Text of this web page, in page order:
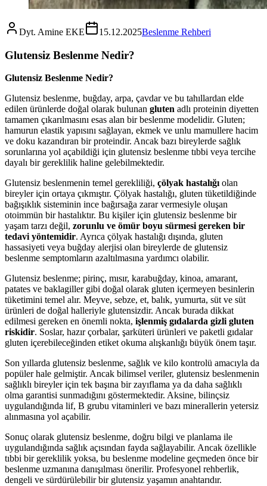
Dyt. Amine EKE 15.12.2025Beslenme Rehberi
Glutensiz Beslenme Nedir?
Glutensiz Beslenme Nedir?
Glutensiz beslenme, buğday, arpa, çavdar ve bu tahıllardan elde
edilen ürünlerde doğal olarak bulunan gluten adlı proteinin diyetten
tamamen çıkarılmasını esas alan bir beslenme modelidir. Gluten;
hamurun elastik yapısını sağlayan, ekmek ve unlu mamullere hacim
ve doku kazandıran bir proteindir. Ancak bazı bireylerde sağlık
sorunlarına yol açabildiği için glutensiz beslenme tıbbi veya tercihe
dayalı bir gereklilik haline gelebilmektedir.
Glutensiz beslenmenin temel gerekliliği, çölyak hastalığıolan
bireyler için ortaya çıkmıştır. Çölyak hastalığı, gluten tüketildiğinde
bağışıklık sisteminin ince bağırsağa zarar vermesiyle oluşan
otoimmün bir hastalıktır. Bu kişiler için glutensiz beslenme bir
yaşam tarzı değil, zorunlu ve ömür boyu sürmesi gereken bir
tedavi yöntemidir. Ayrıca çölyak hastalığı dışında, gluten
hassasiyeti veya buğday alerjisi olan bireylerde de glutensiz
beslenme semptomların azaltılmasına yardımcı olabilir.
Glutensiz beslenme; pirinç, mısır, karabuğday, kinoa, amarant,
patates ve baklagiller gibi doğal olarak gluten içermeyen besinlerin
tüketimini temel alır. Meyve, sebze, et, balık, yumurta, süt ve süt
ürünleri de doğal halleriyle glutensizdir. Ancak burada dikkat
edilmesi gereken en önemli nokta, işlenmiş gıdalarda gizli gluten
riskidir. Soslar, hazır çorbalar, şarküteri ürünleri ve paketli gıdalar
gluten içerebileceğinden etiket okuma alışkanlığı büyük önem taşır.
Son yıllarda glutensiz beslenme, sağlık ve kilo kontrolü amacıyla da
popüler hale gelmiştir. Ancak bilimsel veriler, glutensiz beslenmenin
sağlıklı bireyler için tek başına bir zayıflama ya da daha sağlıklı
olma garantisi sunmadığını göstermektedir. Aksine, bilinçsiz
uygulandığında lif, B grubu vitaminleri ve bazı minerallerin yetersiz
alınmasına yol açabilir.
Sonuç olarak glutensiz beslenme, doğru bilgi ve planlama ile
uygulandığında sağlık açısından fayda sağlayabilir. Ancak özellikle
tıbbi bir gereklilik yoksa, bu beslenme modeline geçmeden önce bir
beslenme uzmanına danışılması önerilir. Profesyonel rehberlik,
dengeli ve sürdürülebilir bir glutensiz yaşamın anahtarıdır.